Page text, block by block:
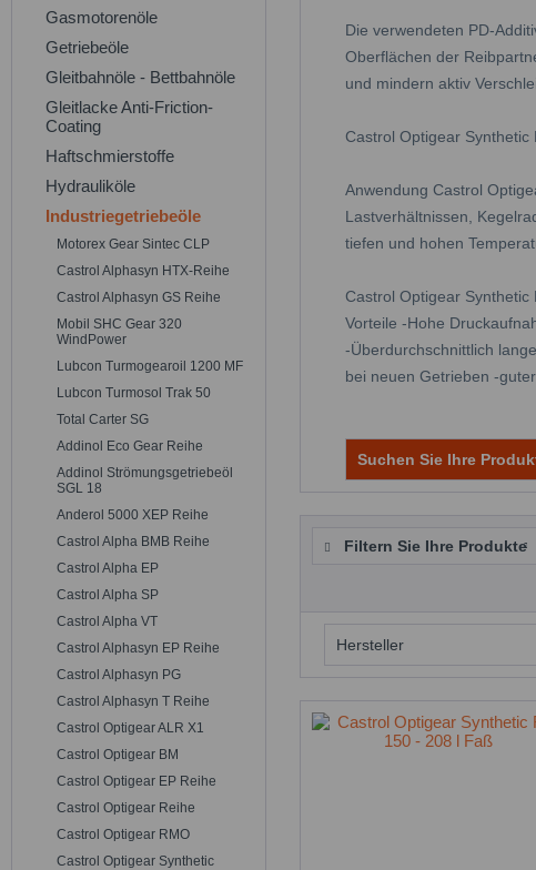
Gasmotorenöle
Getriebeöle
Gleitbahnöle - Bettbahnöle
Gleitlacke Anti-Friction-
Coating
Haftschmierstoffe
Hydrauliköle
Industriegetriebeöle
Motorex Gear Sintec CLP
Castrol Alphasyn HTX-Reihe
Castrol Alphasyn GS Reihe
Mobil SHC Gear 320
WindPower
Lubcon Turmogearoil 1200 MF
Lubcon Turmosol Trak 50
Total Carter SG
Addinol Eco Gear Reihe
Addinol Strömungsgetriebeöl
SGL 18
Anderol 5000 XEP Reihe
Castrol Alpha BMB Reihe
Castrol Alpha EP
Castrol Alpha SP
Castrol Alpha VT
Castrol Alphasyn EP Reihe
Castrol Alphasyn PG
Castrol Alphasyn T Reihe
Castrol Optigear ALR X1
Castrol Optigear BM
Castrol Optigear EP Reihe
Castrol Optigear Reihe
Castrol Optigear RMO
Castrol Optigear Synthetic
Die verwendeten PD-
Oberflächen der
und mindern aktiv
Castrol Optigear Synthetic
Anwendung Castrol
Lastverhältnissen,
tiefen und hohen
Castrol Optigear Synthetic
Vorteile -Hohe
-Überdurchschnittlich
bei neuen Getrieben -
Suchen Sie Ihre
Filtern Sie Ihre Produkte
Hersteller